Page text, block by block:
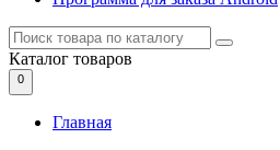
Каталог товаров
0
Главная